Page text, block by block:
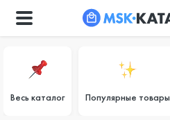
Весь каталог Популярные товары